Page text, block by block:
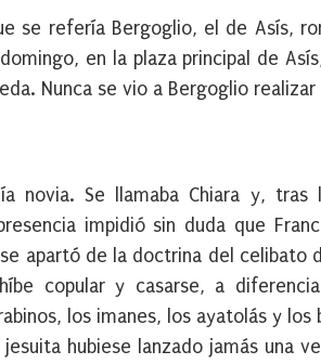
se refería Bergoglio, el de Asís,
en la plaza principal de
Nunca se vio a Bergoglio
novia. Se llamaba Chiara y,
impidió sin duda que
apartó de la doctrina del celibato
copular y casarse, a
los imanes, los ayatolás y los
hubiese lanzado jamás una